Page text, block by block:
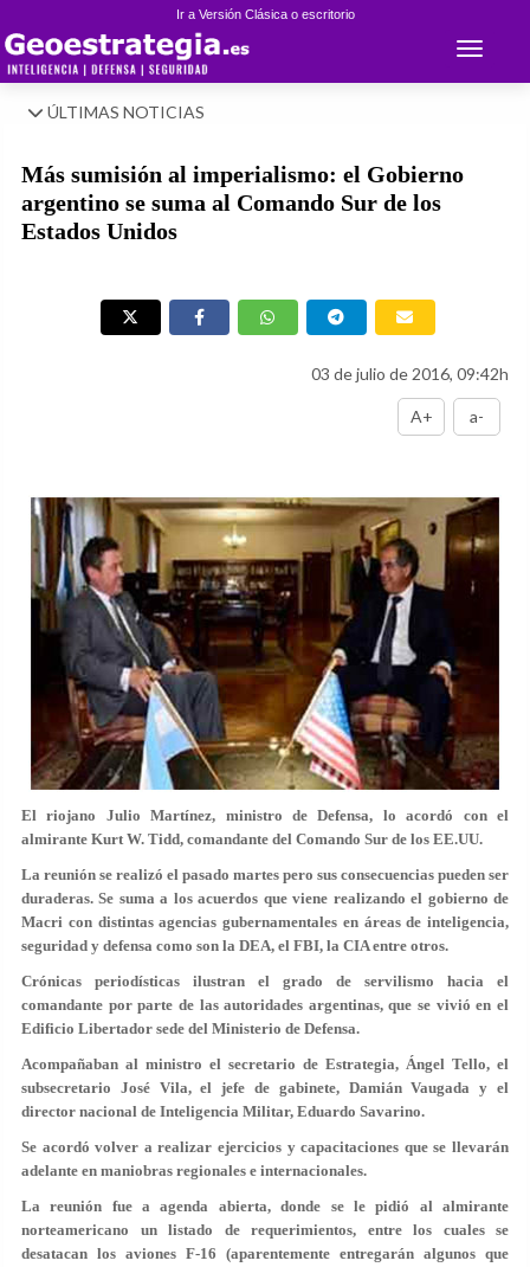
Ir a Versión Clásica o escritorio
Toggle
ÚLTIMAS NOTICIAS
Más sumisión al imperialismo: el Gobierno
argentino se suma al Comando Sur de los
Estados Unidos
03 de julio de 2016, 09:42h
A+ a-
El riojano Julio Martínez, ministro de Defensa, lo acordó con el
almirante Kurt W. Tidd, comandante del Comando Sur de los EE.UU.
La reunión se realizó el pasado martes pero sus consecuencias pueden ser
duraderas. Se suma a los acuerdos que viene realizando el gobierno de
Macri con distintas agencias gubernamentales en áreas de inteligencia,
seguridad y defensa como son la DEA, el FBI, la CIA entre otros.
Crónicas periodísticas ilustran el grado de servilismo hacia el
comandante por parte de las autoridades argentinas, que se vivió en el
Edificio Libertador sede del Ministerio de Defensa.
Acompañaban al ministro el secretario de Estrategia, Ángel Tello, el
subsecretario José Vila, el jefe de gabinete, Damián Vaugada y el
director nacional de Inteligencia Militar, Eduardo Savarino.
Se acordó volver a realizar ejercicios y capacitaciones que se llevarán
adelante en maniobras regionales e internacionales.
La reunión fue a agenda abierta, donde se le pidió al almirante
norteamericano un listado de requerimientos, entre los cuales se
desatacan los aviones F-16 (aparentemente entregarán algunos que